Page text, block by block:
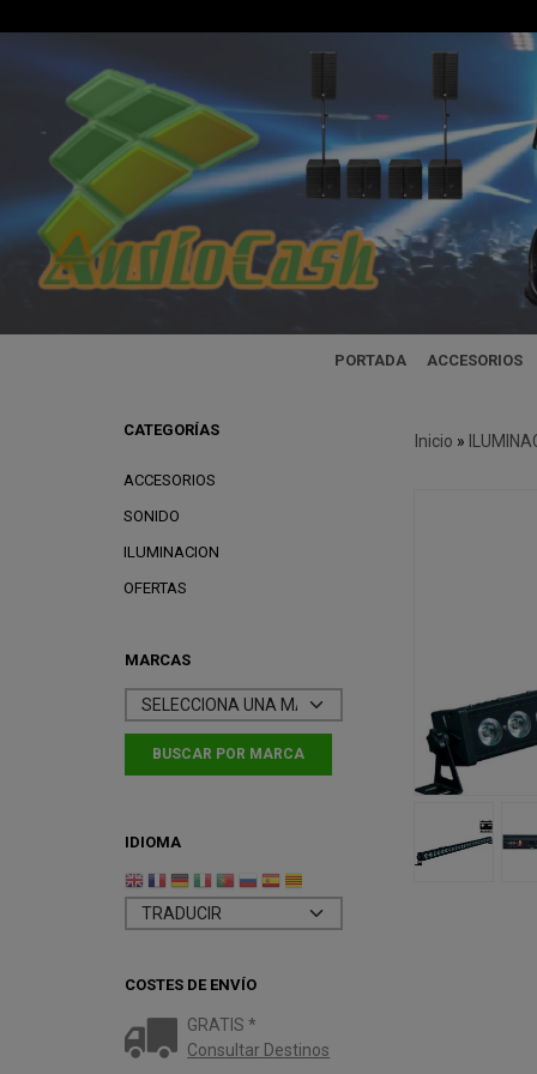
PORTADA ACCESORIOS
CATEGORÍAS
ACCESORIOS
SONIDO
ILUMINACION
OFERTAS
MARCAS
IDIOMA
COSTES DE ENVÍO
GRATIS *
Consultar Destinos
Inicio »